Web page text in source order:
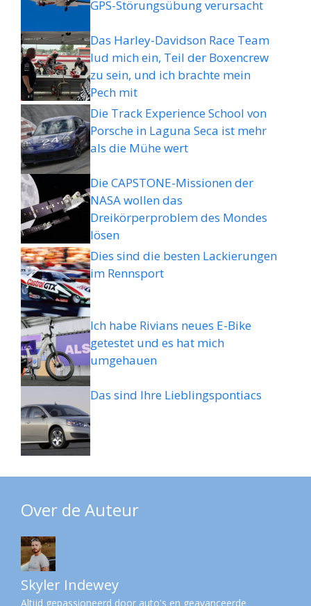
GPS-Störungsübung verursacht
Das Harley-Davidson Race Team
lud mich ein, Teil der Boxencrew
zu sein, und ich brachte mein
Pech mit
Die Track Experience School von
Porsche in Laguna Seca ist mehr
als die Mühe wert
Die CAPSTONE-Missionen der
NASA wollen das
Dreikörperproblem des Mondes
lösen
Dies sind die besten Lackierungen
im Rennsport
Ich habe Rivians neues E-Bike
getestet und es hat mich
umgehauen
Das sind Ihre Lieblingspontiacs
Over de Auteur
Skyler Indewey
Altijd gepassioneerd door auto's en geavanceerde